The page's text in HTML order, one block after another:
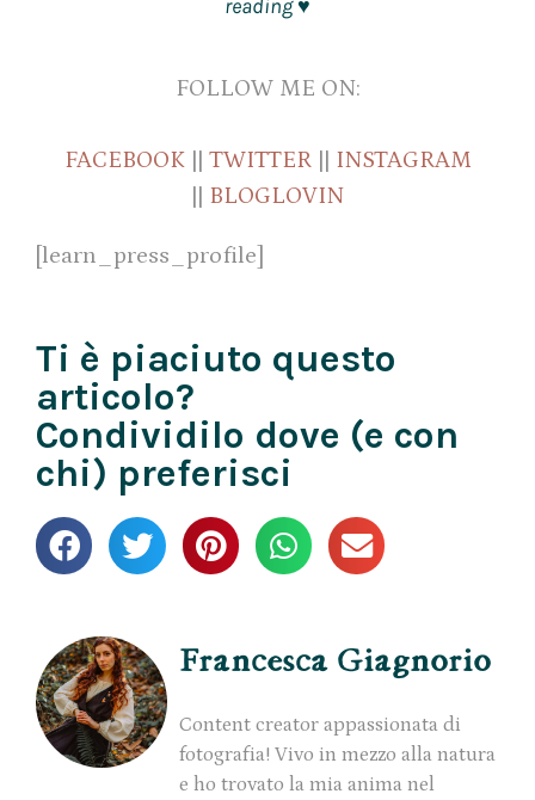
reading ♥
FOLLOW ME ON:
FACEBOOK|| TWITTER|| INSTAGRAM
BLOGLOVIN
[learn_press_profile]
Ti è piaciuto questo
articolo?
Condividilo dove (e con
chi) preferisci
Francesca Giagnorio
Content creator appassionata di
fotografia! Vivo in mezzo alla natura
e ho trovato la mia anima nel